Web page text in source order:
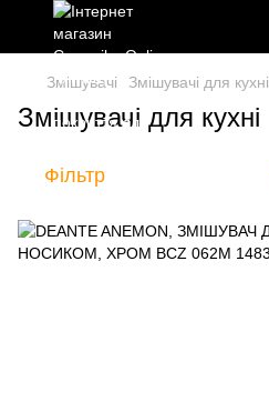
Змішувачі Змішувачі для кухні
Змішувачі для кухні
Фільтр